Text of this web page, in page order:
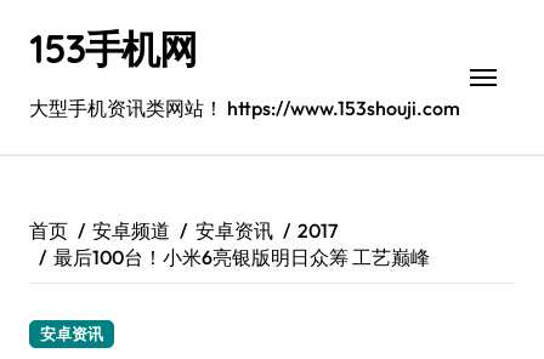
153手机网
大型手机资讯类网站！ https://www.153shouji.com
首页 安卓频道 安卓资讯
2017
最后100台！小米6亮银版明日众筹 工艺巅峰
安卓资讯